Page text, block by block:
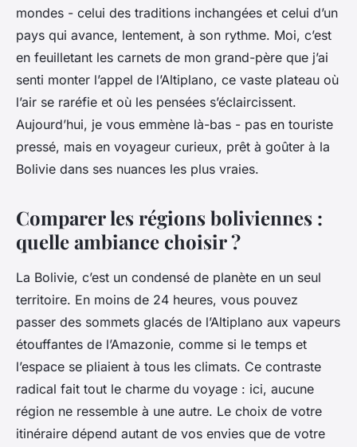
mondes - celui des traditions inchangées et celui d’un
pays qui avance, lentement, à son rythme. Moi, c’est
en feuilletant les carnets de mon grand-père que j’ai
senti monter l’appel de l’Altiplano, ce vaste plateau où
l’air se raréfie et où les pensées s’éclaircissent.
Aujourd’hui, je vous emmène là-bas - pas en touriste
pressé, mais en voyageur curieux, prêt à goûter à la
Bolivie dans ses nuances les plus vraies.
Comparer les régions boliviennes :
quelle ambiance choisir ?
La Bolivie, c’est un condensé de planète en un seul
territoire. En moins de 24 heures, vous pouvez
passer des sommets glacés de l’Altiplano aux vapeurs
étouffantes de l’Amazonie, comme si le temps et
l’espace se pliaient à tous les climats. Ce contraste
radical fait tout le charme du voyage : ici, aucune
région ne ressemble à une autre. Le choix de votre
itinéraire dépend autant de vos envies que de votre